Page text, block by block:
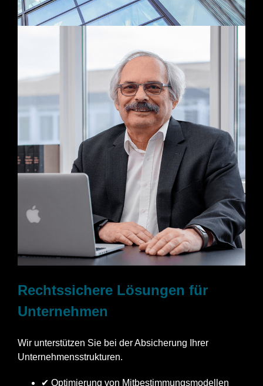
Rechtssichere Lösungen für
Unternehmen
Wir unterstützen Sie bei der Absicherung Ihrer
Unternehmensstrukturen.
✔ Optimierung von Mitbestimmungsmodellen